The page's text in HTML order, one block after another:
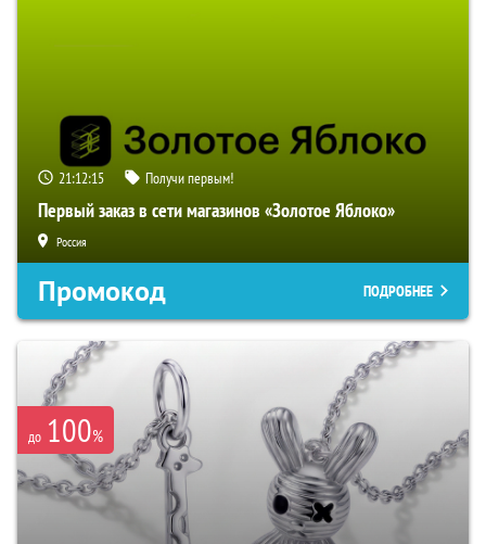
21:12:14 Получи первым!
Первый заказ в сети магазинов «Золотое Яблоко»
Россия
Промокод ПОДРОБНЕЕ
до 100%